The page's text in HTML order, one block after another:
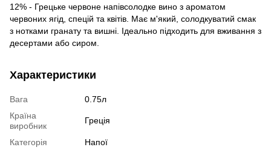
12% - Грецьке червоне напівсолодке вино з ароматом
червоних ягід, спецій та квітів. Має м'який, солодкуватий смак
з нотками гранату та вишні. Ідеально підходить для вживання з
десертами або сиром.
Характеристики
Вага
0.75л
Країна
виробник
Греція
Категорія Напої